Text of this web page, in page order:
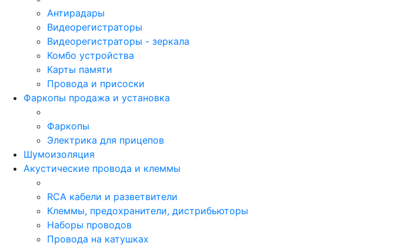
Антирадары
Видеорегистраторы
Видеорегистраторы - зеркала
Комбо устройства
Карты памяти
Провода и присоски
Фаркопы продажа и установка
Фаркопы
Электрика для прицепов
Шумоизоляция
Акустические провода и клеммы
RCA кабели и разветвители
Клеммы, предохранители, дистрибьюторы
Наборы проводов
Провода на катушках